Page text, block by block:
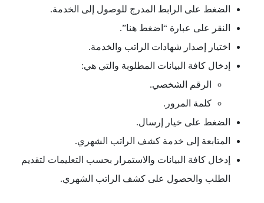
الضغط على الرابط المدرج للوصول إلى الخدمة.
النقر على عبارة “اضغط هنا”.
اختيار إصدار شهادات الراتب والخدمة.
إدخال كافة البيانات المطلوبة والتي هي:
الرقم الشخصي.
كلمة المرور.
الضغط على خيار إرسال.
المتابعة إلى خدمة كشف الراتب الشهري.
إدخال كافة البيانات والاستمرار بحسب التعليمات لتقديم
الطلب والحصول على كشف الراتب الشهري.